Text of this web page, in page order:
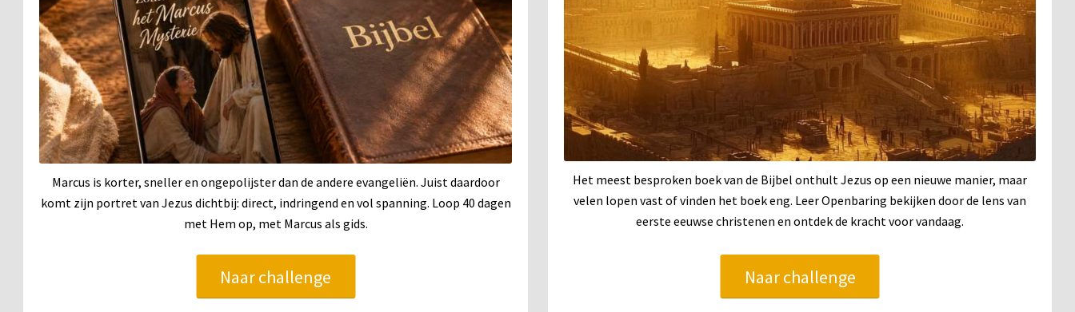
Marcus is korter, sneller en ongepolijster dan de andere evangeliën. Juist daardoor
komt zijn portret van Jezus dichtbij: direct, indringend en vol spanning. Loop 40 dagen
met Hem op, met Marcus als gids.
Naar challenge
Het meest besproken boek van de Bijbel onthult Jezus op een nieuwe manier, maar
velen lopen vast of vinden het boek eng. Leer Openbaring bekijken door de lens van
eerste eeuwse christenen en ontdek de kracht voor vandaag.
Naar challenge